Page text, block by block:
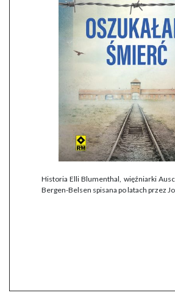
Historia Elli Blumenthal, więźniarki
Bergen-Belsen spisana po latach przez